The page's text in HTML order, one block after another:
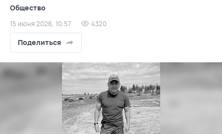
Общество
15 июня 2026, 10:57 4320
Поделиться